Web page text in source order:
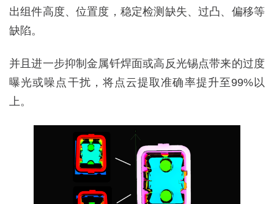
出组件高度、位置度，稳定检测缺失、过凸、偏移等
缺陷。
并且进一步抑制金属钎焊面或高反光锡点带来的过度
曝光或噪点干扰，将点云提取准确率提升至99%以
上。